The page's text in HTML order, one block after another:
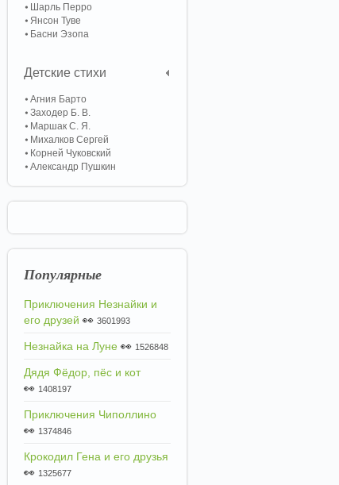
Шарль Перро
Янсон Туве
Басни Эзопа
Детские стихи
Агния Барто
Заходер Б. В.
Маршак С. Я.
Михалков Сергей
Корней Чуковский
Александр Пушкин
Популярные
Приключения Незнайки и
его друзей 👀 3601993
Незнайка на Луне 👀 1526848
Дядя Фёдор, пёс и кот
👀 1408197
Приключения Чиполлино
👀 1374846
Крокодил Гена и его друзья
👀 1325677